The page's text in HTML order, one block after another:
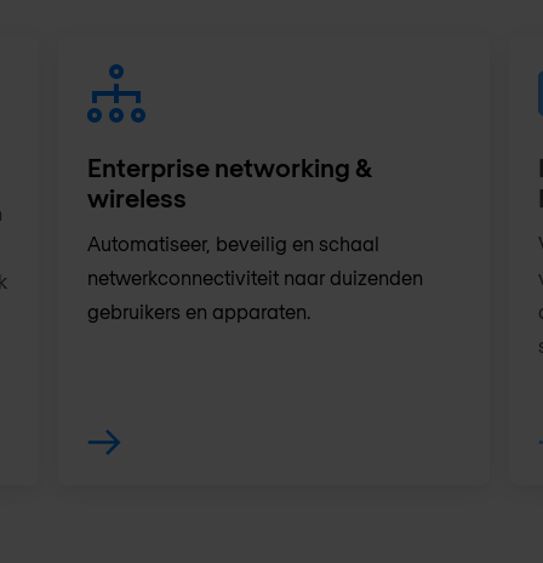
Enterprise networking &
wireless
Automatiseer, beveilig en schaal
netwerkconnectiviteit naar duizenden
gebruikers en apparaten.